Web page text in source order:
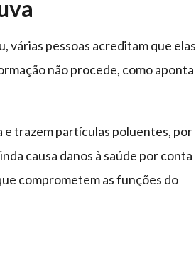
várias pessoas acreditam que elas
não procede, como aponta
e trazem partículas poluentes, por
causa danos à saúde por conta
comprometem as funções do